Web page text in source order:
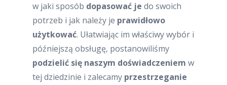
w jaki sposób dopasować je do swoich
potrzeb i jak należy je prawidłowo
użytkować. Ułatwiając im właściwy wybór i
późniejszą obsługę, postanowiliśmy
podzielić się naszym doświadczeniem w
tej dziedzinie i zalecamy przestrzeganie